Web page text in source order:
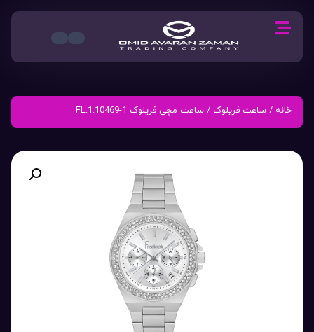
خانه / ساعت فریلوک / ساعت مچی فریلوک FL.1.10469-1